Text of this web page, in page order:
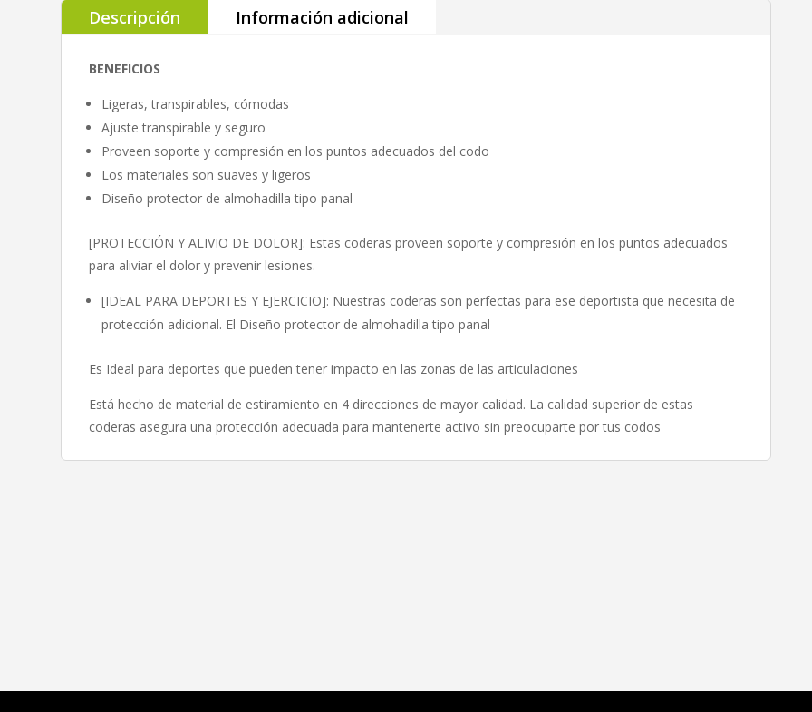
Descripción Información adicional
BENEFICIOS
Ligeras, transpirables, cómodas
Ajuste transpirable y seguro
Proveen soporte y compresión en los puntos adecuados del codo
Los materiales son suaves y ligeros
Diseño protector de almohadilla tipo panal
[PROTECCIÓN Y ALIVIO DE DOLOR]: Estas coderas proveen soporte y compresión en los puntos adecuados
para aliviar el dolor y prevenir lesiones.
[IDEAL PARA DEPORTES Y EJERCICIO]: Nuestras coderas son perfectas para ese deportista que necesita de
protección adicional. El Diseño protector de almohadilla tipo panal
Es Ideal para deportes que pueden tener impacto en las zonas de las articulaciones
Está hecho de material de estiramiento en 4 direcciones de mayor calidad. La calidad superior de estas
coderas asegura una protección adecuada para mantenerte activo sin preocuparte por tus codos